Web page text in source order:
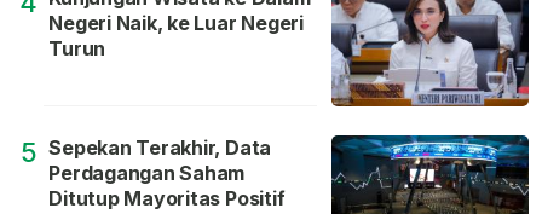
Negeri Naik, ke Luar Negeri
Turun
5 Sepekan Terakhir, Data
Perdagangan Saham
Ditutup Mayoritas Positif